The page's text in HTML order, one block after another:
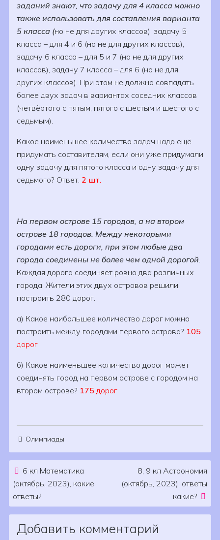
заданий знают, что задачу для 4 класса можно
также использовать для составления варианта
5 класса (но не для других классов), задачу 5
класса – для 4 и 6 (но не для других классов),
задачу 6 класса – для 5 и 7 (но не для других
классов), задачу 7 класса – для 6 (но не для
других классов). При этом не должно совпадать
более двух задач в вариантах соседних классов
(четвёртого с пятым, пятого с шестым и шестого с
седьмым).
Какое наименьшее количество задач надо ещё
придумать составителям, если они уже придумали
одну задачу для пятого класса и одну задачу для
седьмого? Ответ: 2 шт.
На первом острове 15 городов, а на втором
острове 18 городов. Между некоторыми
городами есть дороги, при этом любые два
города соединены не более чем одной дорогой.
Каждая дорога соединяет ровно два различных
города. Жители этих двух островов решили
построить 280 дорог.
а) Какое наибольшее количество дорог можно
построить между городами первого острова? 105
дорог
б) Какое наименьшее количество дорог может
соединять город на первом острове с городом на
втором острове? 175 дорог
Олимпиады
Post navigation
6 кл Математика
(октябрь, 2023), какие
ответы?
8, 9 кл Астрономия
(октябрь, 2023), ответы
какие?
Добавить комментарий